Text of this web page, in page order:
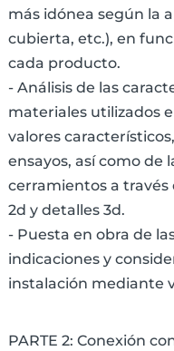
más idónea según la
cubierta, etc.), en
cada producto.
- Análisis de las
materiales utilizados
valores
ensayos, así como de
cerramientos a través
2d y detalles 3d.
- Puesta en obra de
indicaciones y
instalación mediante
PARTE 2: Conexión